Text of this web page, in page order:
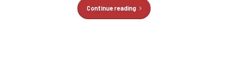
Continue reading